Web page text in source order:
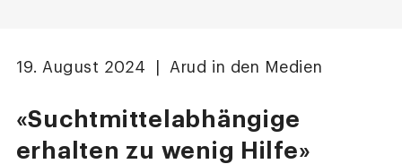
19. August 2024 | Arud in den Medien
«Suchtmittelabhängige
erhalten zu wenig Hilfe»